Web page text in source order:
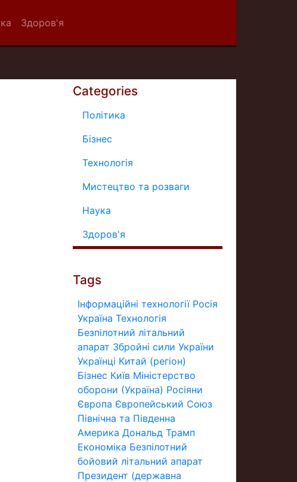
Здоров'я
Categories
Політика
Бізнес
Технологія
Мистецтво та розваги
Наука
Здоров'я
Tags
Інформаційні технології Росія
Україна Технологія
Безпілотний літальний
апарат Збройні сили України
Українці Китай (регіон)
Бізнес Київ Міністерство
оборони (Україна) Росіяни
Європа Європейський Союз
Північна та Південна
Америка Дональд Трамп
Економіка Безпілотний
бойовий літальний апарат
Президент (державна